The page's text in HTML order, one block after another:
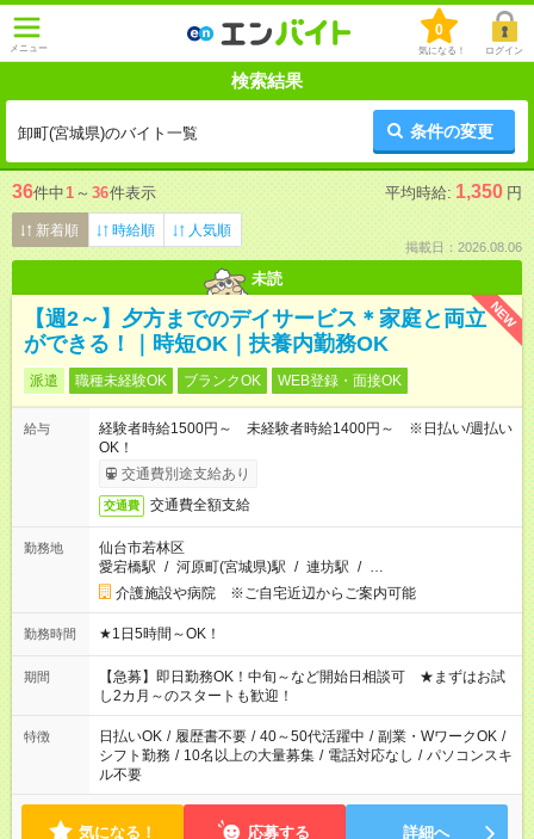
メニュー
0
気になる！ ログイン
検索結果
卸町(宮城県)のバイト一覧 条件の変更
36件中1 ～ 36件表示 平均時給: 1,350 円
新着順 時給順 人気順
掲載日：2026.08.06
未読
NEW
【週2～】夕方までのデイサービス＊家庭と両立
ができる！｜時短OK｜扶養内勤務OK
派遣 職種未経験OK ブランクOK WEB登録・面接OK
給与
経験者時給1500円～ 未経験者時給1400円～ ※日払い/週払い
OK！
交通費別途支給あり
交通費 交通費全額支給
勤務地
仙台市若林区
愛宕橋駅 / 河原町(宮城県)駅 / 連坊駅 / …
介護施設や病院 ※ご自宅近辺からご案内可能
勤務時間 ★1日5時間～OK！
期間
【急募】即日勤務OK！中旬～など開始日相談可 ★まずはお試
し2カ月～のスタートも歓迎！
特徴 日払いOK / 履歴書不要 / 40～50代活躍中 / 副業・WワークOK /
シフト勤務 / 10名以上の大量募集 / 電話対応なし / パソコンスキ
ル不要
気になる！ 応募する 詳細へ